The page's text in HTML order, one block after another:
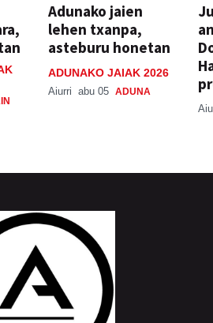
Adunako jaien
lehen txanpa,
asteburu honetan
ADUNAKO JAIAK 2026
Aiurri abu 05 ADUNA